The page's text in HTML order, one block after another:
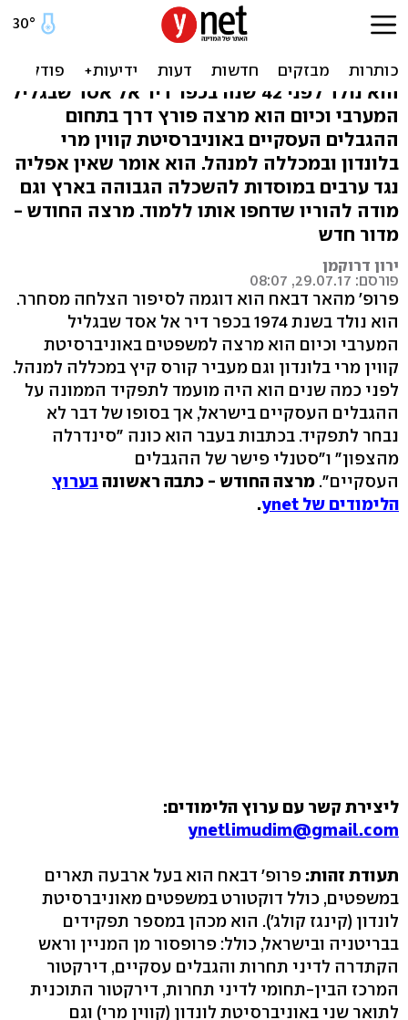
מכפר ליד כרמיאל לפרופ'
באוניברסיטה בלונדון
הוא נולד לפני 42 שנה בכפר דיר אל אסד שבגליל
המערבי וכיום הוא מרצה פורץ דרך בתחום
ההגבלים העסקיים באוניברסיטת קווין מרי
בלונדון ובמכללה למנהל. הוא אומר שאין אפליה
נגד ערבים במוסדות להשכלה הגבוהה בארץ וגם
מודה להוריו שדחפו אותו ללמוד. מרצה החודש -
מדור חדש
ירון דרוקמן
פורסם: 29.07.17, 08:07
פרופ' מהאר דבאח הוא דוגמה לסיפור הצלחה מסחרר.
הוא נולד בשנת 1974 בכפר דיר אל אסד שבגליל
המערבי וכיום הוא מרצה למשפטים באוניברסיטת
קווין מרי בלונדון וגם מעביר קורס קיץ במכללה למנהל.
לפני כמה שנים הוא היה מועמד לתפקיד הממונה על
ההגבלים העסקיים בישראל, אך בסופו של דבר לא
נבחר לתפקיד. בכתבות בעבר הוא כונה "סינדרלה
מהצפון" ו"סטנלי פישר של ההגבלים
העסקיים". מרצה החודש - כתבה ראשונהבערוץ
הלימודים של ynet
.
ליצירת קשר עם ערוץ הלימודים:
ynetlimudim@gmail.com
תעודת זהות: פרופ' דבאח הוא בעל ארבעה תארים
במשפטים, כולל דוקטורט במשפטים מאוניברסיטת
לונדון (קינגז קולג׳). הוא מכהן במספר תפקידים
בבריטניה ובישראל, כולל: פרופסור מן המניין וראש
הקתדרה לדיני תחרות והגבלים עסקיים, דירקטור
המרכז הבין-תחומי לדיני תחרות, דירקטור התוכנית
לתואר שני באוניברסיטת לונדון (קווין מרי) וגם